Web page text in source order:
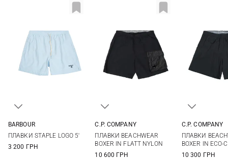
BARBOUR
ПЛАВКИ STAPLE LOGO 5'
3 200 ГРН
56
C.P. COMPANY
ПЛАВКИ BEACHWEAR
BOXER IN FLATT NYLON
10 600 ГРН
C.P. COMPANY
ПЛАВКИ
BOXER IN ECO-
10 300 ГРН